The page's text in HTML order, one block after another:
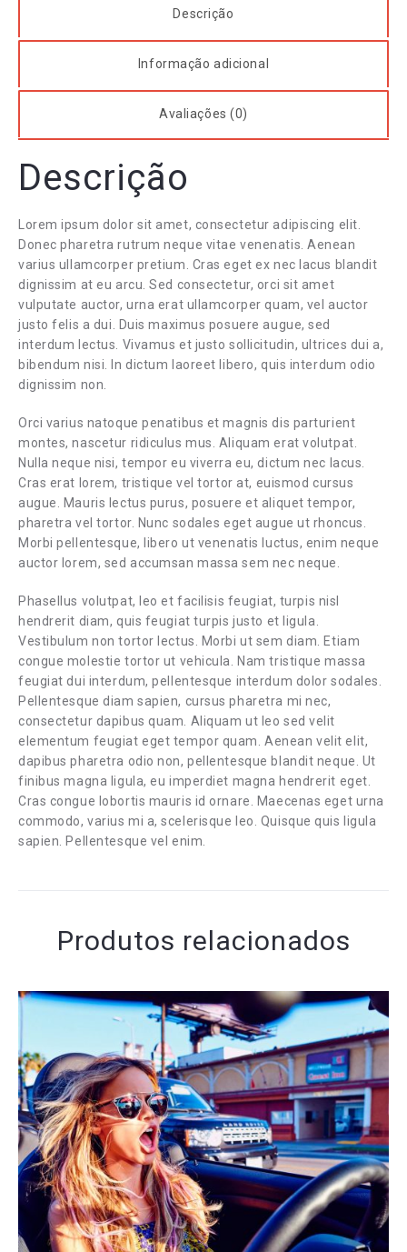
Descrição
Informação adicional
Avaliações (0)
Descrição
Lorem ipsum dolor sit amet, consectetur adipiscing elit.
Donec pharetra rutrum neque vitae venenatis. Aenean
varius ullamcorper pretium. Cras eget ex nec lacus blandit
dignissim at eu arcu. Sed consectetur, orci sit amet
vulputate auctor, urna erat ullamcorper quam, vel auctor
justo felis a dui. Duis maximus posuere augue, sed
interdum lectus. Vivamus et justo sollicitudin, ultrices dui a,
bibendum nisi. In dictum laoreet libero, quis interdum odio
dignissim non.
Orci varius natoque penatibus et magnis dis parturient
montes, nascetur ridiculus mus. Aliquam erat volutpat.
Nulla neque nisi, tempor eu viverra eu, dictum nec lacus.
Cras erat lorem, tristique vel tortor at, euismod cursus
augue. Mauris lectus purus, posuere et aliquet tempor,
pharetra vel tortor. Nunc sodales eget augue ut rhoncus.
Morbi pellentesque, libero ut venenatis luctus, enim neque
auctor lorem, sed accumsan massa sem nec neque.
Phasellus volutpat, leo et facilisis feugiat, turpis nisl
hendrerit diam, quis feugiat turpis justo et ligula.
Vestibulum non tortor lectus. Morbi ut sem diam. Etiam
congue molestie tortor ut vehicula. Nam tristique massa
feugiat dui interdum, pellentesque interdum dolor sodales.
Pellentesque diam sapien, cursus pharetra mi nec,
consectetur dapibus quam. Aliquam ut leo sed velit
elementum feugiat eget tempor quam. Aenean velit elit,
dapibus pharetra odio non, pellentesque blandit neque. Ut
finibus magna ligula, eu imperdiet magna hendrerit eget.
Cras congue lobortis mauris id ornare. Maecenas eget urna
commodo, varius mi a, scelerisque leo. Quisque quis ligula
sapien. Pellentesque vel enim.
Produtos relacionados